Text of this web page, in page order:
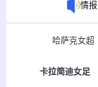
情报
哈萨克女超
卡拉简迪女足